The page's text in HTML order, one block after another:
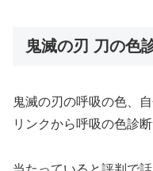
鬼滅の刃 刀の色
鬼滅の刃の呼吸の色、
リンクから呼吸の色診